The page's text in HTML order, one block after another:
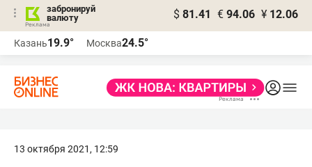
забронируй
валюту
$ 81.41 € 94.06 ¥ 12.06
Казань19.9° Москва24.5°
13 октября 2021, 12:59